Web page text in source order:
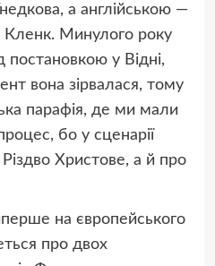
а англійською —
Минулого року
у Відні,
вона зірвалася, тому
парафія, де ми мали
бо у сценарії
Христове, а й про
на європейського
про двох